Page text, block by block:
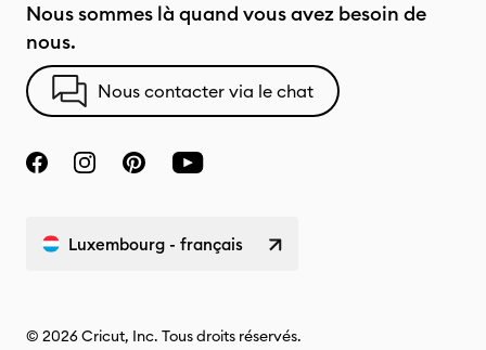
Nous sommes là quand vous avez besoin de
nous.
Nous contacter via le chat
Luxembourg - français
© 2026 Cricut, Inc. Tous droits réservés.